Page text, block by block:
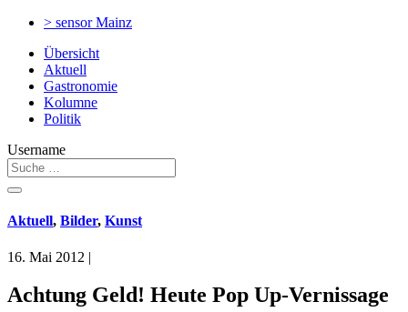
> sensorMainz
Übersicht
Aktuell
Gastronomie
Kolumne
Politik
Username
Aktuell, Bilder, Kunst
16. Mai 2012 |
Achtung Geld! Heute Pop Up-Vernissage